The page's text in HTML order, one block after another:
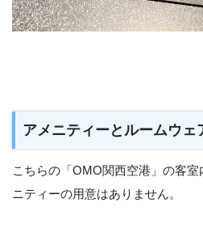
アメニティーとルームウェ
こちらの「OMO関西空港」の客
ニティーの用意はありません。